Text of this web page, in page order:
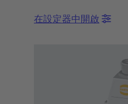
在設定器中開啟